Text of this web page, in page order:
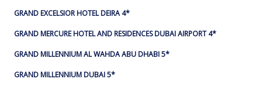
GRAND EXCELSIOR HOTEL DEIRA 4*
GRAND MERCURE HOTEL AND RESIDENCES DUBAI AIRPORT 4*
GRAND MILLENNIUM AL WAHDA ABU DHABI 5*
GRAND MILLENNIUM DUBAI 5*